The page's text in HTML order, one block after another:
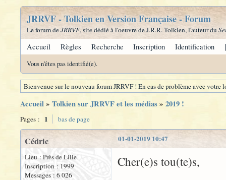
JRRVF - Tolkien en Version Française - Forum
Le forum deJRRVF, site dédié à l'oeuvre de J.R.R. Tolkien, l'auteur du
Accueil Règles Recherche Inscription Identification
Vous n'êtes pas identifié(e).
Bienvenue sur le nouveau forum JRRVF ! En cas de problème avec
Accueil» Tolkien sur JRRVF et les médias» 2019 !
Pages : 1 bas de page
01-01-2019 10:47
Cédric
Lieu : Près de Lille
Inscription : 1999
Messages : 6 026
Cher(e)s tou(te)s,